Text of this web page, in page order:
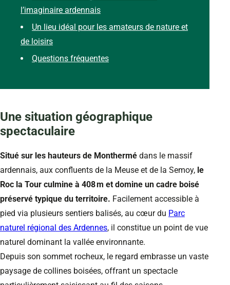
l’imaginaire ardennais
Un lieu idéal pour les amateurs de nature et
de loisirs
Questions fréquentes
Une situation géographique
spectaculaire
Situé sur les hauteurs de Monthermé dans le massif
ardennais, aux confluents de la Meuse et de la Semoy, le
Roc la Tour culmine à 408 m et domine un cadre boisé
préservé typique du territoire. Facilement accessible à
pied via plusieurs sentiers balisés, au cœur du Parc
naturel régional des Ardennes, il constitue un point de vue
naturel dominant la vallée environnante.
Depuis son sommet rocheux, le regard embrasse un vaste
paysage de collines boisées, offrant un spectacle